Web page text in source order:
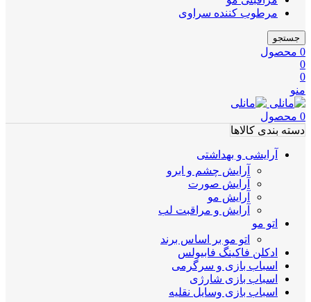
مرطوب کننده سراوی
جستجو
0 محصول
0
0
منو
0 محصول
دسته بندی کالاها
آرایشی و بهداشتی
آرایش چشم و ابرو
آرایش صورت
آرایش مو
آرایش و مراقبت لب
اتو مو
اتو مو بر اساس برند
ادکلن فاکینگ فابیولس
اسباب بازی و سرگرمی
اسباب بازی شارژی
اسباب بازی وسایل نقلیه